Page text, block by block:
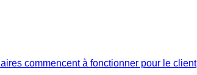
commencent à fonctionner pour le client